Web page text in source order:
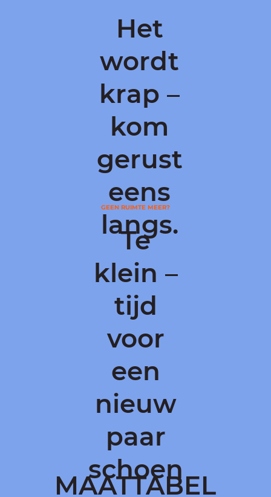
Het
wordt
krap –
kom
gerust
eens
langs.
GEEN RUIMTE MEER?
Te
klein –
tijd
voor
een
nieuw
paar
schoen
MAATTABEL